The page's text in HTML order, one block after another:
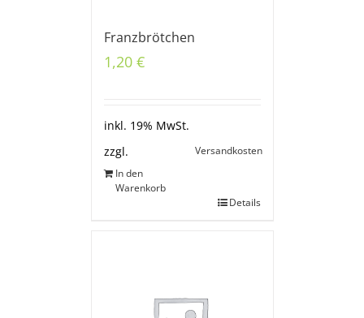
Franzbrötchen
1,20 €
inkl. 19% MwSt.
zzgl.
Versandkosten
In den
Warenkorb
Details